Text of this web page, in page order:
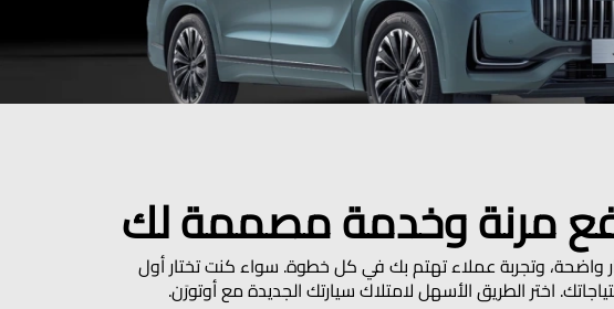
مرنة وخدمة مصممة لك
واضحة، وتجربة عملاء تهتم بك في كل خطوة. سواء كنت تختار أول
اختر الطريق الأسهل لامتلاك سيارتك الجديدة مع أوتورَن.